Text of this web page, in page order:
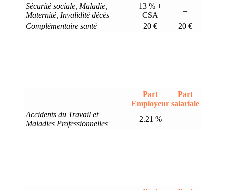
Sécurité sociale, Maladie,
Maternité, Invalidité décès
13 % +
CSA
–
Complémentaire santé
20 € 20 €
Part
Employeur
Part
salariale
Accidents du Travail et
Maladies Professionnelles
2.21 % –